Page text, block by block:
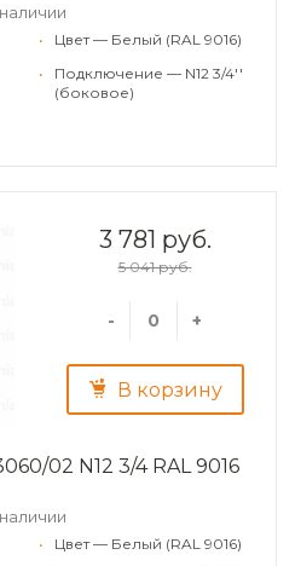
•
Цвет — Белый (RAL 9016)
•
Подключение — N12 3/4''
(боковое)
3 781 руб.
5 041 руб.
- +
В корзину
02 N12 3/4 RAL 9016
•
Цвет — Белый (RAL 9016)